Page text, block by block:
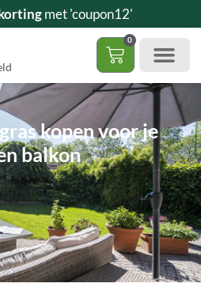
met 'coupon12'
0
kopen voor je
balkon